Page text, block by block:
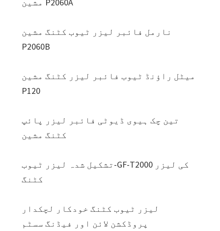
نارمل فائبر لیزر ٹیوب کٹنگ مشین
P2060B
میٹل راؤنڈ ٹیوب فائبر لیزر کٹنگ مشین
P120
تین چک ہیوی ڈیوٹی فائبر لیزر پائپ
کٹنگ مشین
تشکیل شدہ لیزر ٹیوب-GF-T2000 کی لیزر
کٹنگ
لیزر ٹیوب کٹنگ خودکار لچکدار
پروڈکشن لائن اور فیڈنگ سسٹم